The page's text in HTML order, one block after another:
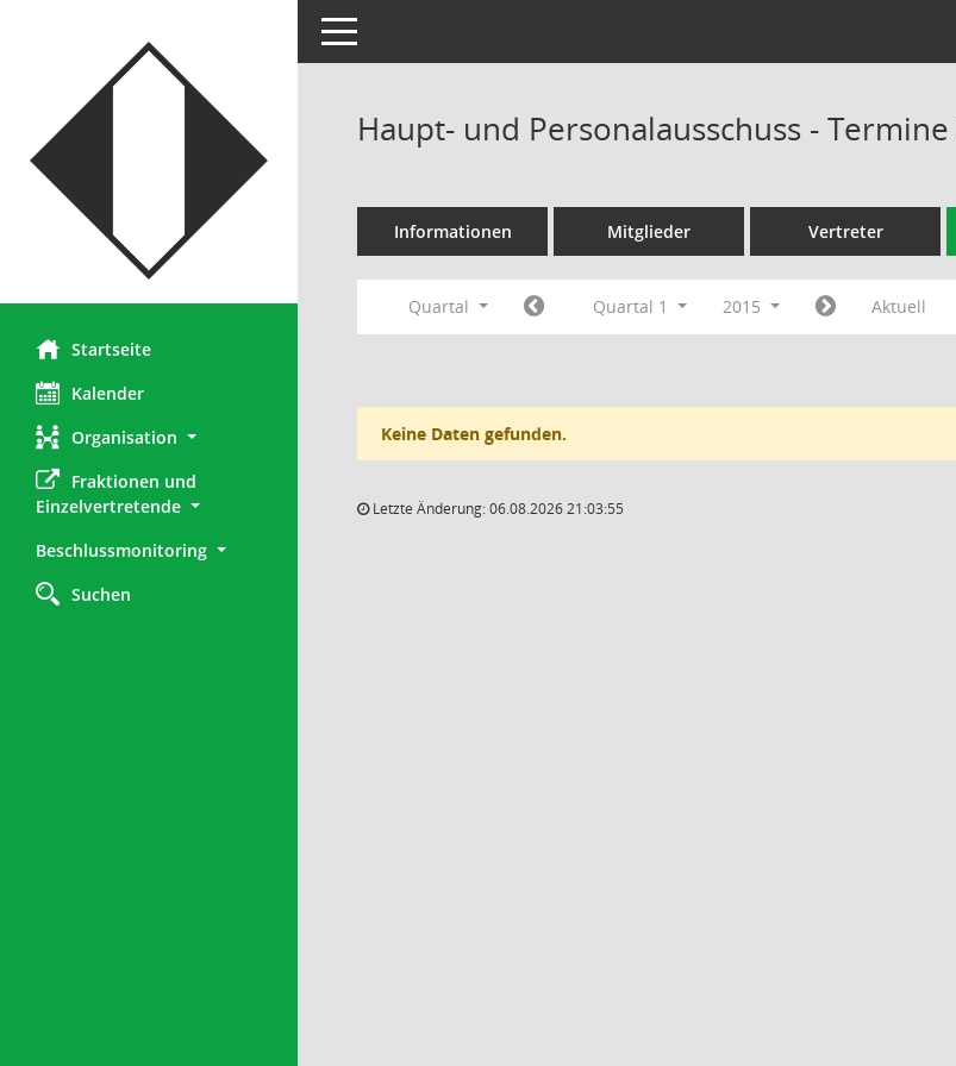
Startseite
Kalender
Organisation
Fraktionen und
Einzelvertretende
Beschlussmonitoring
Suchen
Toggle navigation
Haupt- und Personalausschuss -
Informationen Mitglieder Vertreter
Quartal Quartal 1 2015 Aktuell
Keine Daten gefunden.
Letzte Änderung: 06.08.2026 21:03:55